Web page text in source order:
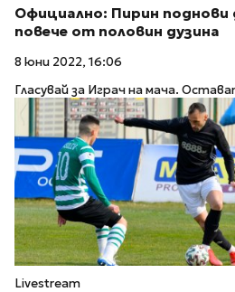
Официално: Пирин поднови
повече от половин дузина
8 юни 2022, 16:06
Гласувай за Играч на мача.
Livestream